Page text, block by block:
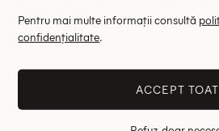
Altii au fost
Pentru mai multe informații consultă
confidențialitate.
ACCEPT